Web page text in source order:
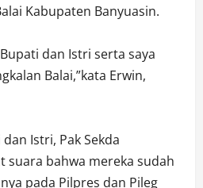
Kabupaten Banyuasin.
dan Istri serta saya
Balai,”kata Erwin,
Istri, Pak Sekda
suara bahwa mereka sudah
pada Pilpres dan Pileg